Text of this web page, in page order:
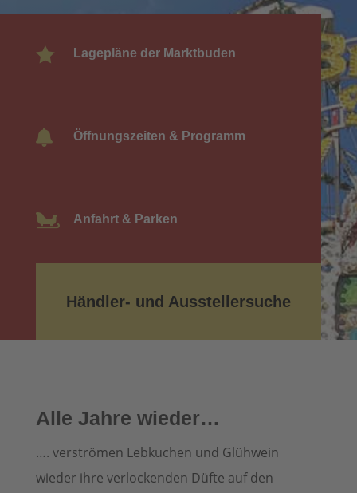
 Lagepläne der Marktbuden
 Öffnungszeiten & Programm
 Anfahrt & Parken
Händler- und Ausstellersuche
Alle Jahre wieder…
…. verströmen Lebkuchen und Glühwein
wieder ihre verlockenden Düfte auf den